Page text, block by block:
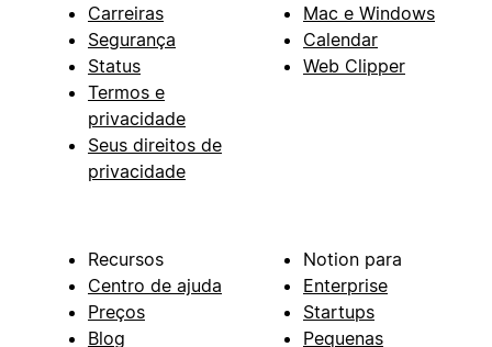
Carreiras
Segurança
Status
Termos e
privacidade
Seus direitos de
privacidade
Mac e Windows
Calendar
Web Clipper
Recursos
Centro de ajuda
Preços
Blog
Notion para
Enterprise
Startups
Pequenas